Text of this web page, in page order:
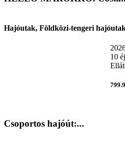
Hajóutak, Földközi-tengeri
10
Csoportos hajóút:...